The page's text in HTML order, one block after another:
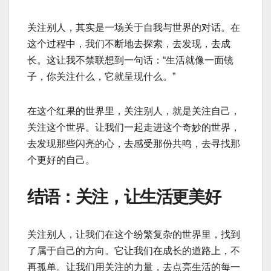
关注别人，其实是一场关于自我与世界的对话。在
这个过程中，我们不断地去探索，去发现，去成
长。这让我不禁联想到一句话：“生活就像一面镜
子，你关注什么，它就呈现什么。”
在这个红果的世界里，关注别人，就是关注自己，
关注这个世界。让我们一起走进这个奇妙的世界，
去发现那些闪亮的心，去感受那份共鸣，去寻找那
个更好的自己。
结语：关注，让生活更美好
关注别人，让我们在这个纷繁复杂的世界里，找到
了属于自己的方向。它让我们在成长的道路上，不
再孤单。让我们用关注的力量，去点亮生活的每一